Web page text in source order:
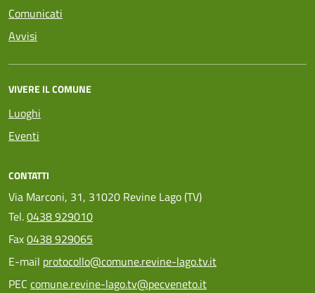
Comunicati
Avvisi
VIVERE IL COMUNE
Luoghi
Eventi
CONTATTI
Via Marconi, 31, 31020 Revine Lago (TV)
Tel.0438 929010
Fax0438 929065
E-mail protocollo@comune.revine-lago.tv.it
PEC comune.revine-lago.tv@pecveneto.it